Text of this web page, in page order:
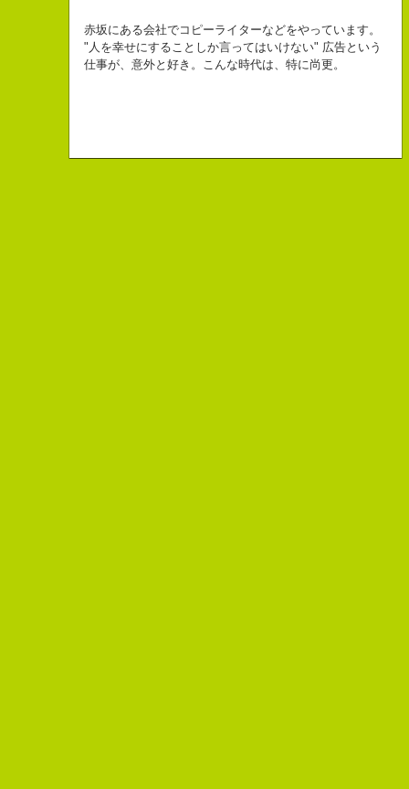
チームVision 事務局長
自己紹介ジェネレーターというサイトがある。試しにやってみた。
こんちゃっ保持壮太郎っていいます。
皆からは「保持壮太郎ピーナッツ」って呼ばれてるよ。
なにがしか書いていられるしごとはとっても
幸せでとっても怖いですが、きょうもなんとか幸せに
生きられてる私は幸せなのかもしれません。
長崎県五島市出身
３６歳
「五島列島はよいところです。
Copy writer
10周年キャンペーン中です。
初対面の人によく言われる。
「きれいな名前ですね」
こう返す。「ええ、名前だけは」
赤坂にある会社でコピーライターなどをやっています。
"人を幸せにすることしか言ってはいけない" 広告という
仕事が、意外と好き。こんな時代は、特に尚更。